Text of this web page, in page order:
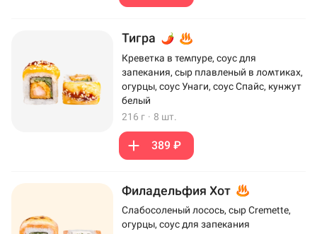
Тигра
Креветка в темпуре, соус для
запекания, сыр плавленый в ломтиках,
огурцы, соус Унаги, соус Спайс, кунжут
белый
216 г · 8 шт.
389 ₽
Филадельфия Хот
Слабосоленый лосось, сыр Cremette,
огурцы, соус для запекания